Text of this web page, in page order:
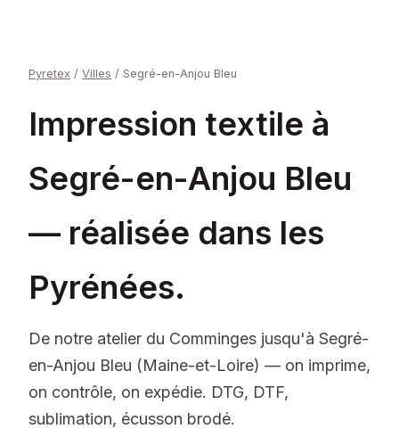
Pyretex / Villes / Segré-en-Anjou Bleu
Impression textile à
Segré-en-Anjou Bleu
— réalisée dans les
Pyrénées.
De notre atelier du Comminges jusqu'à Segré-
en-Anjou Bleu (Maine-et-Loire) — on imprime,
on contrôle, on expédie. DTG, DTF,
sublimation, écusson brodé.